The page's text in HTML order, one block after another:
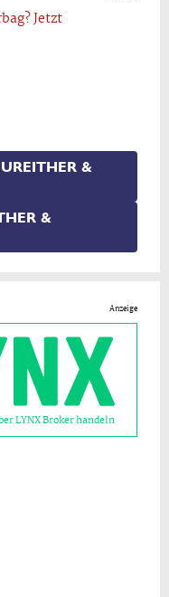
Jetzt
&
&
Anzeige
LYNX Broker handeln